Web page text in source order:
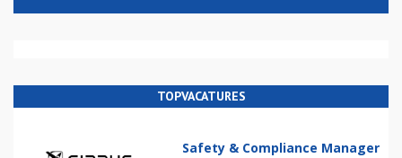
TOPVACATURES
Safety & Compliance Manager